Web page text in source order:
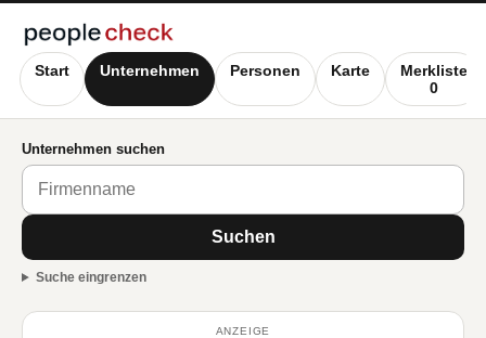
Start Unternehmen Personen Karte
Merkliste
0
Unternehmen suchen
Suchen
Suche eingrenzen
ANZEIGE